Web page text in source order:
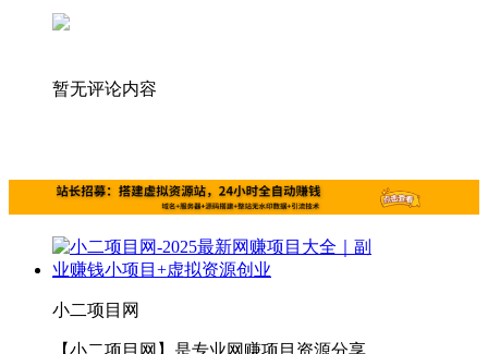
暂无评论内容
小二项目网
【小二项目网】是专业网赚项目资源分享